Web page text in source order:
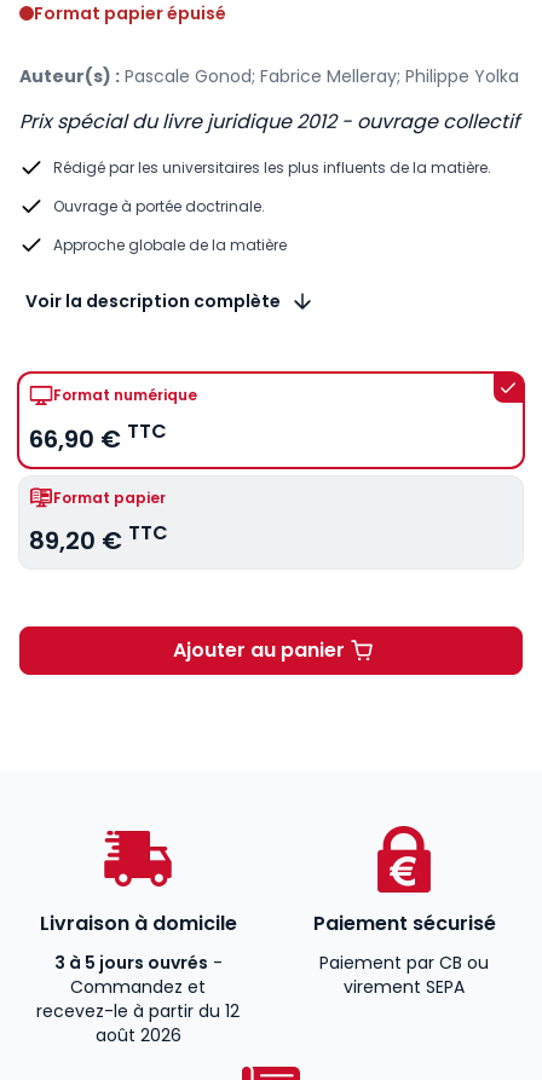
Format papier épuisé
Auteur(s) : Pascale Gonod; Fabrice Melleray; Philippe Yolka
Prix spécial du livre juridique 2012 - ouvrage collectif
Rédigé par les universitaires les plus influents de la matière.
Ouvrage à portée doctrinale.
Approche globale de la matière
Voir la description complète
Format numérique
66,90 € TTC
Format papier
89,20 € TTC
Ajouter au panier
Traité de droit
Livraison à domicile
3 à 5 jours ouvrés -
Commandez et
recevez-le à partir du 12
août 2026
Paiement sécurisé
Paiement par CB ou
virement SEPA